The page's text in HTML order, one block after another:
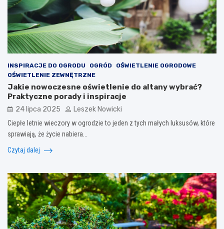
INSPIRACJE DO OGRODU OGRÓD
OŚWIETLENIE OGRODOWE
OŚWIETLENIE ZEWNĘTRZNE
Jakie nowoczesne oświetlenie do altany wybrać?
Praktyczne porady i inspiracje
24 lipca 2025 Leszek Nowicki
Ciepłe letnie wieczory w ogrodzie to jeden z tych małych luksusów, które
sprawiają, że życie nabiera…
Czytaj dalej